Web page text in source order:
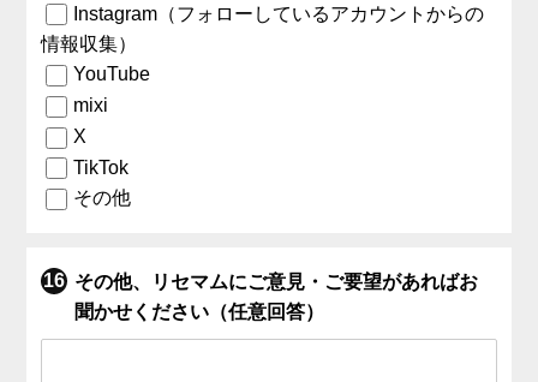
Instagram（フォローしているアカウントからの
情報収集）
YouTube
mixi
X
TikTok
その他
その他、リセマムにご意見・ご要望があればお
聞かせください（任意回答）